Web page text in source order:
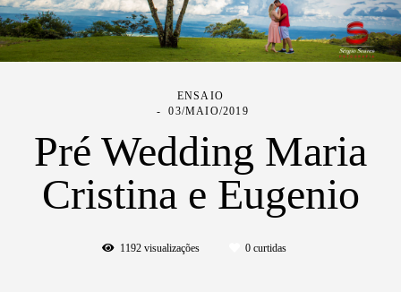
ENSAIO
03/MAIO/2019
Pré Wedding Maria
Cristina e Eugenio
1192visualizações 0curtidas